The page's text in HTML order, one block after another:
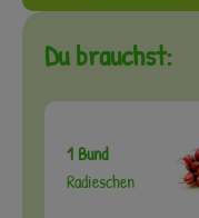
Du brauchst:
1 Bund
Radieschen